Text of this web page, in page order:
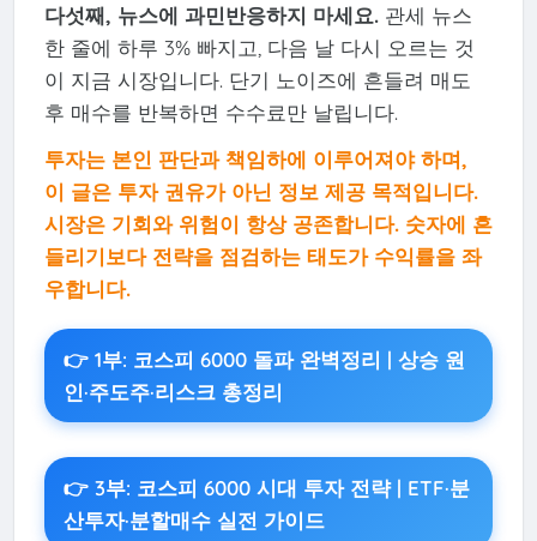
다섯째, 뉴스에 과민반응하지 마세요.관세 뉴스
한 줄에 하루 3% 빠지고, 다음 날 다시 오르는 것
이 지금 시장입니다. 단기 노이즈에 흔들려 매도
후 매수를 반복하면 수수료만 날립니다.
투자는 본인 판단과 책임하에 이루어져야 하며,
이 글은 투자 권유가 아닌 정보 제공 목적입니다.
시장은 기회와 위험이 항상 공존합니다. 숫자에 흔
들리기보다 전략을 점검하는 태도가 수익률을 좌
우합니다.
👉 1부: 코스피 6000 돌파 완벽정리 | 상승 원
인·주도주·리스크 총정리
👉 3부: 코스피 6000 시대 투자 전략 | ETF·분
산투자·분할매수 실전 가이드